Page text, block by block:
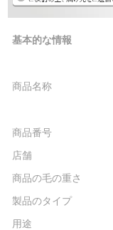
基本的な情報
商品名称
商品番号
店舗
商品の毛の重さ
製品のタイプ
用途